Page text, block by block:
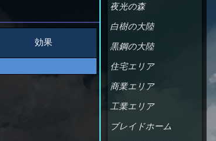
夜光の森
白樹の大陸
黒鋼の大陸
住宅エリア
商業エリア
工業エリア
ブレイドホーム
効果